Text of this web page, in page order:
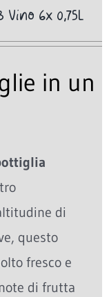
Vino 6x 0,75L
in un
di
questo
fresco e
di frutta